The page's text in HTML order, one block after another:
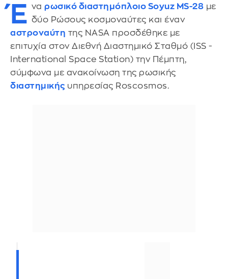
Έ να ρωσικό διαστημόπλοιο Soyuz MS-28 με
δύο Ρώσους κοσμοναύτες και έναν
αστροναύτη της NASA προσδέθηκε με
επιτυχία στον Διεθνή Διαστημικό Σταθμό (ISS -
International Space Station) την Πέμπτη,
σύμφωνα με ανακοίνωση της ρωσικής
διαστημικής υπηρεσίας Roscosmos.